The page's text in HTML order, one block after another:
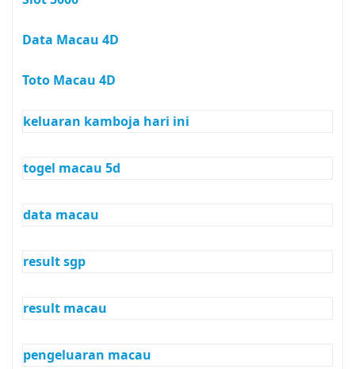
Data Macau 4D
Toto Macau 4D
keluaran kamboja hari ini
togel macau 5d
data macau
result sgp
result macau
pengeluaran macau